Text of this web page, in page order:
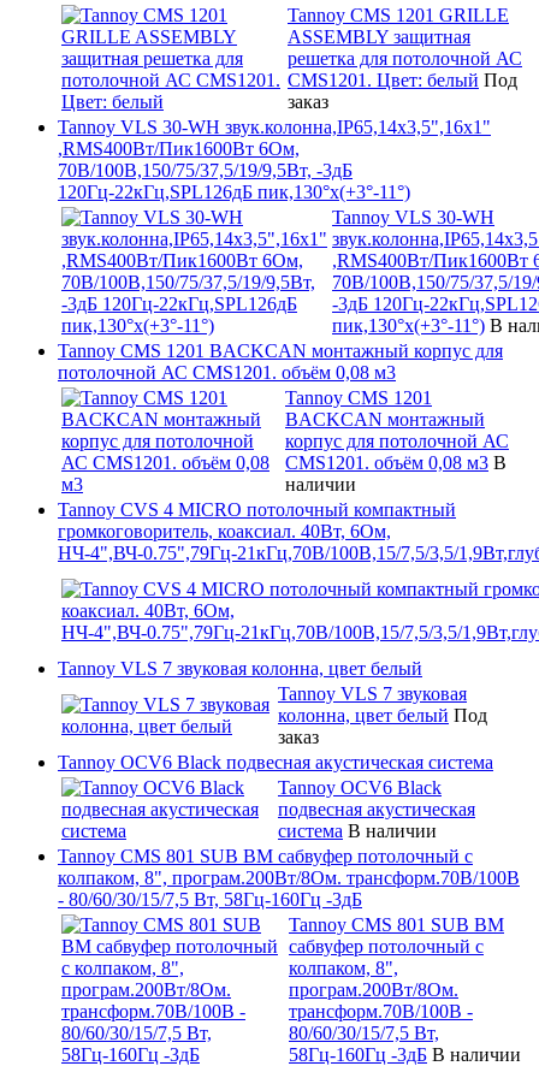
Tannoy CMS 1201 GRILLE
ASSEMBLY защитная
решетка для потолочной АС
CMS1201. Цвет: белый Под
заказ
Tannoy VLS 30-WH звук.колонна,IP65,14x3,5",16x1"
,RMS400Вт/Пик1600Вт 6Ом,
70В/100В,150/75/37,5/19/9,5Вт, -3дБ
120Гц-22кГц,SPL126дБ пик,130°x(+3°-11°)
Tannoy VLS 30-WH
,RMS400Вт/Пик1600Вт
70В/100В,150/75/37,5/
-3дБ 120Гц-
пик,130°x(+3°-11°) В
Tannoy CMS 1201 BACKCAN монтажный корпус для
потолочной АС CMS1201. объём 0,08 м3
Tannoy CMS 1201
BACKCAN монтажный
корпус для потолочной АС
CMS1201. объём 0,08 м3 В
наличии
Tannoy CVS 4 MICRO потолочный компактный
громкоговоритель, коаксиал. 40Вт, 6Ом,
НЧ-4",ВЧ-0.75",79Гц-21кГц,70В/100В,15/7,5/3,5/
Tannoy VLS 7 звуковая колонна, цвет белый
Tannoy VLS 7 звуковая
колонна, цвет белый Под
заказ
Tannoy OCV6 Black подвесная акустическая система
Tannoy OCV6 Black
подвесная акустическая
система В наличии
Tannoy CMS 801 SUB BM сабвуфер потолочный с
колпаком, 8", програм.200Вт/8Ом. трансформ.70В/100В
- 80/60/30/15/7,5 Вт, 58Гц-160Гц -3дБ
Tannoy CMS 801 SUB BM
сабвуфер потолочный с
колпаком, 8",
програм.200Вт/8Ом.
трансформ.70В/100В -
80/60/30/15/7,5 Вт,
58Гц-160Гц -3дБ В наличии